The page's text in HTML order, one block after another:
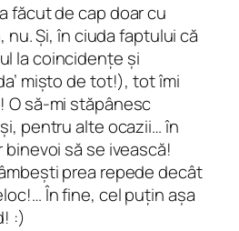
făcut de cap doar cu
nu. Și, în ciuda faptului că
la coincidențe și
mișto de tot!), tot îmi
O să-mi stăpânesc
pentru alte ocazii… în
binevoi să se ivească!
prea repede decât
În fine, cel puțin așa
:)